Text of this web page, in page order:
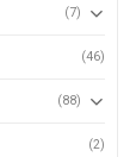
(7)
(46)
(88)
(2)